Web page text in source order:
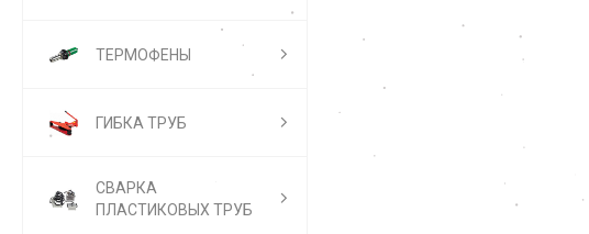
ТЕРМОФЕНЫ
ГИБКА ТРУБ
СВАРКА
ПЛАСТИКОВЫХ ТРУБ